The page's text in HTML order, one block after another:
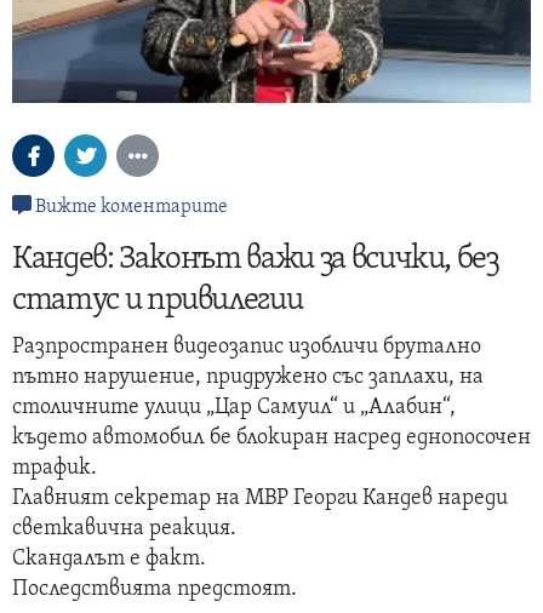
Вижте коментарите
Кандев: Законът важи за всички, без
статус и привилегии
Разпространен видеозапис изобличи брутално
пътно нарушение, придружено със заплахи, на
столичните улици „Цар Самуил“ и „Алабин“,
където автомобил бе блокиран насред еднопосочен
трафик.
Главният секретар на МВР Георги Кандев нареди
светкавична реакция.
Скандалът е факт.
Последствията предстоят.